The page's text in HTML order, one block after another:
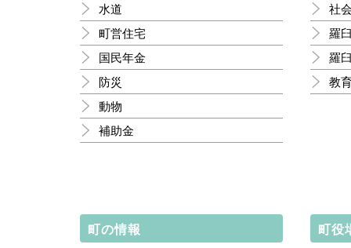
水道
町営住宅
国民年金
防災
動物
補助金
社
羅
羅
教
町の情報 町役